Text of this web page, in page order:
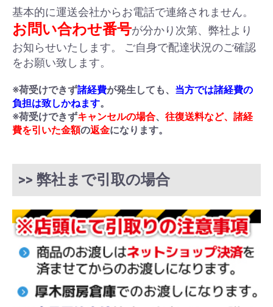
基本的に運送会社からお電話で連絡されません。
お問い合わせ番号が分かり次第、弊社より
お知らせいたします。 ご自身で配達状況のご確認
をお願い致します。
※荷受けできず諸経費が発生しても、 当方では諸経費の
負担は致しかねます。
※荷受けできずキャンセルの場合、 往復送料など、諸経
費を引いた金額の返金になります。
>> 弊社まで引取の場合